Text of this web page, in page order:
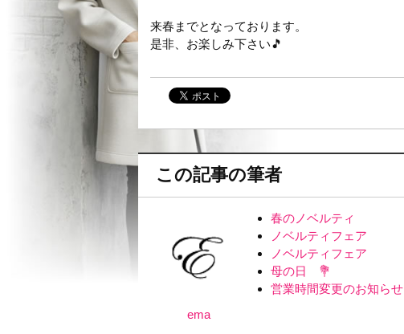
来春までとなっております。
是非、お楽しみ下さい🎵
この記事の筆者
ema
春のノベルティ
ノベルティフェア
ノベルティフェア
母の日 💐
営業時間変更のお知らせ